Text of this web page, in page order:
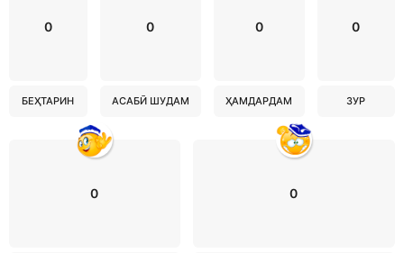
0
БЕҲТАРИН
0
АСАБӢ ШУДАМ
0
ҲАМДАРДАМ
0
ЗУР
0 0